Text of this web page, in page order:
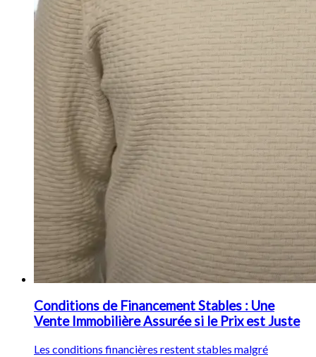
Conditions de Financement Stables : Une
Vente Immobilière Assurée si le Prix est Juste
Les conditions financières restent stables malgré